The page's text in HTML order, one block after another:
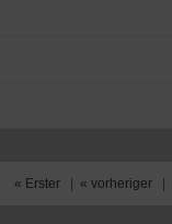
« Erster « vorheriger